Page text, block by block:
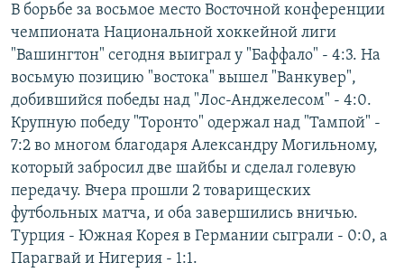
В борьбе за восьмое место Восточной конференции
чемпионата Национальной хоккейной лиги
"Вашингтон" сегодня выиграл у "Баффало" - 4:3. На
восьмую позицию "востока" вышел "Ванкувер",
добившийся победы над "Лос-Анджелесом" - 4:0.
Крупную победу "Торонто" одержал над "Тампой" -
7:2 во многом благодаря Александру Могильному,
который забросил две шайбы и сделал голевую
передачу. Вчера прошли 2 товарищеских
футбольных матча, и оба завершились вничью.
Турция - Южная Корея в Германии сыграли - 0:0, а
Парагвай и Нигерия - 1:1.